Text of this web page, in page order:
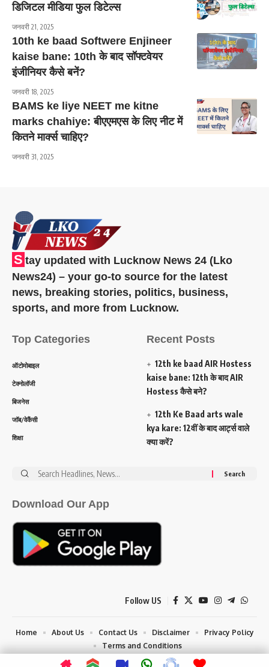
डिजिटल मीडिया फुल डिटेल्स
जनवरी 21, 2025
10th ke baad Softwere Enjineer
kaise bane: 10th के बाद सॉफ्टवेयर
इंजीनियर कैसे बनें?
जनवरी 18, 2025
BAMS ke liye NEET me kitne
marks chahiye: बीएएमएस के लिए नीट में
कितने मार्क्स चाहिए?
जनवरी 31, 2025
S tay updated with Lucknow News 24 (Lko
News24) – your go-to source for the latest
news, breaking stories, politics, business,
sports, and more from Lucknow.
Top Categories
ऑटोमोबाइल
टेक्नोलॉजी
बिजनेस
जॉब/वेकैंसी
शिक्षा
Recent Posts
12th ke baad AIR Hostess
kaise bane: 12th के बाद AIR
Hostess कैसे बने?
12th Ke Baad arts wale
kya kare: 12वीं के बाद आर्ट्स वाले
क्या करें?
Search
Download Our App
Follow US
Home About Us Contact Us Disclaimer
Privacy Policy
Terms and Conditions